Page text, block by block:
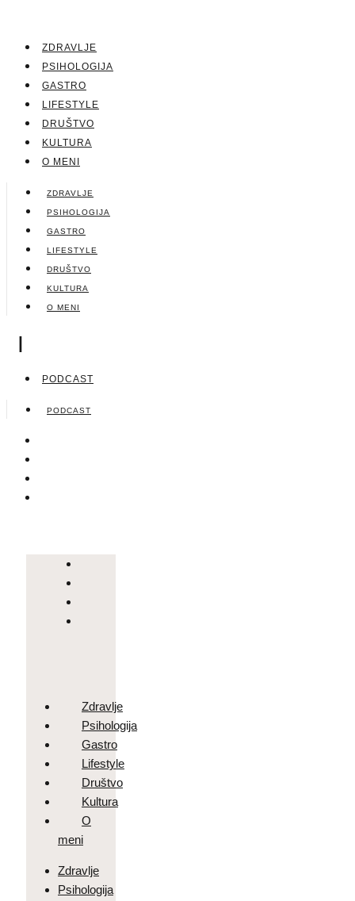
ZDRAVLJE
PSIHOLOGIJA
GASTRO
LIFESTYLE
DRUŠTVO
KULTURA
O MENI
ZDRAVLJE
PSIHOLOGIJA
GASTRO
LIFESTYLE
DRUŠTVO
KULTURA
O MENI
|
PODCAST
PODCAST
Zdravlje
Psihologija
Gastro
Lifestyle
Društvo
Kultura
O
meni
Zdravlje
Psihologija